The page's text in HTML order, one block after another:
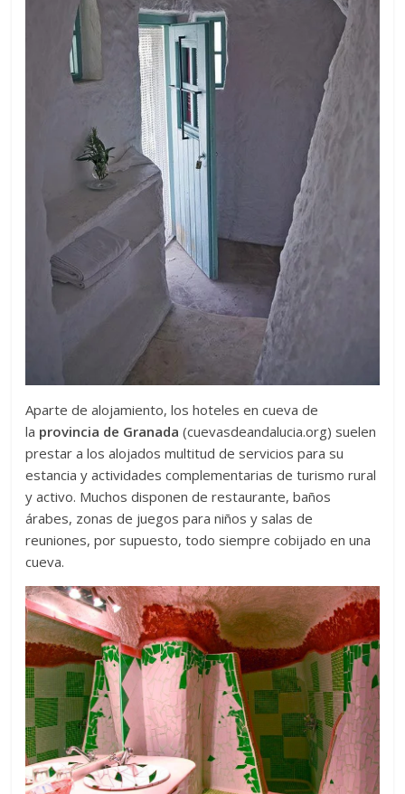
Aparte de alojamiento, los hoteles en cueva de
la provincia de Granada (cuevasdeandalucia.org) suelen
prestar a los alojados multitud de servicios para su
estancia y actividades complementarias de turismo rural
y activo. Muchos disponen de restaurante, baños
árabes, zonas de juegos para niños y salas de
reuniones, por supuesto, todo siempre cobijado en una
cueva.